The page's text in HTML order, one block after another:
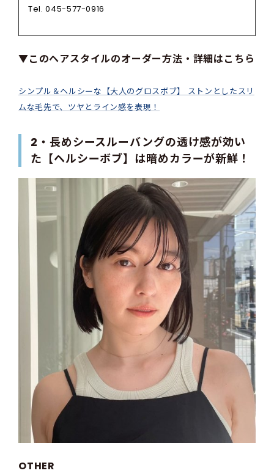
Tel. 045-577-0916
▼このヘアスタイルのオーダー方法・詳細はこちら
シンプル＆ヘルシーな【大人のグロスボブ】 ストンとしたスリ
ムな毛先で、ツヤとライン感を表現！
2・長めシースルーバングの透け感が効い
た【ヘルシーボブ】は暗めカラーが新鮮！
OTHER